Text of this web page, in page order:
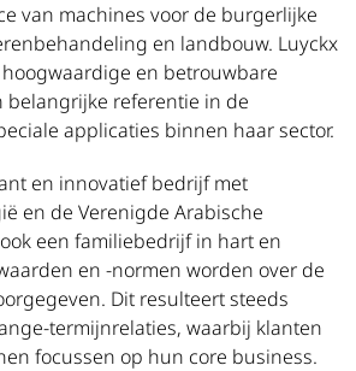
van machines voor de burgerlijke
en landbouw. Luyckx
en betrouwbare
belangrijke referentie in de
applicaties binnen haar sector.
en innovatief bedrijf met
en de Verenigde Arabische
een familiebedrijf in hart en
en -normen worden over de
Dit resulteert steeds
termijnrelaties, waarbij klanten
focussen op hun core business.